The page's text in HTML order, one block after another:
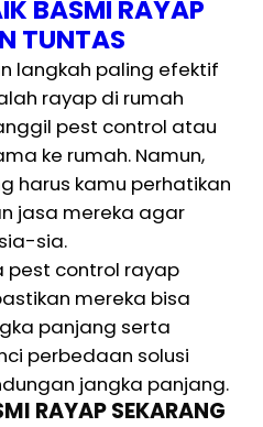
BASMI RAYAP
TUNTAS
langkah paling efektif
rayap di rumah
pest control atau
ke rumah. Namun,
harus kamu perhatikan
jasa mereka agar
sia.
pest control rayap
mereka bisa
panjang serta
perbedaan solusi
jangka panjang.
RAYAP SEKARANG